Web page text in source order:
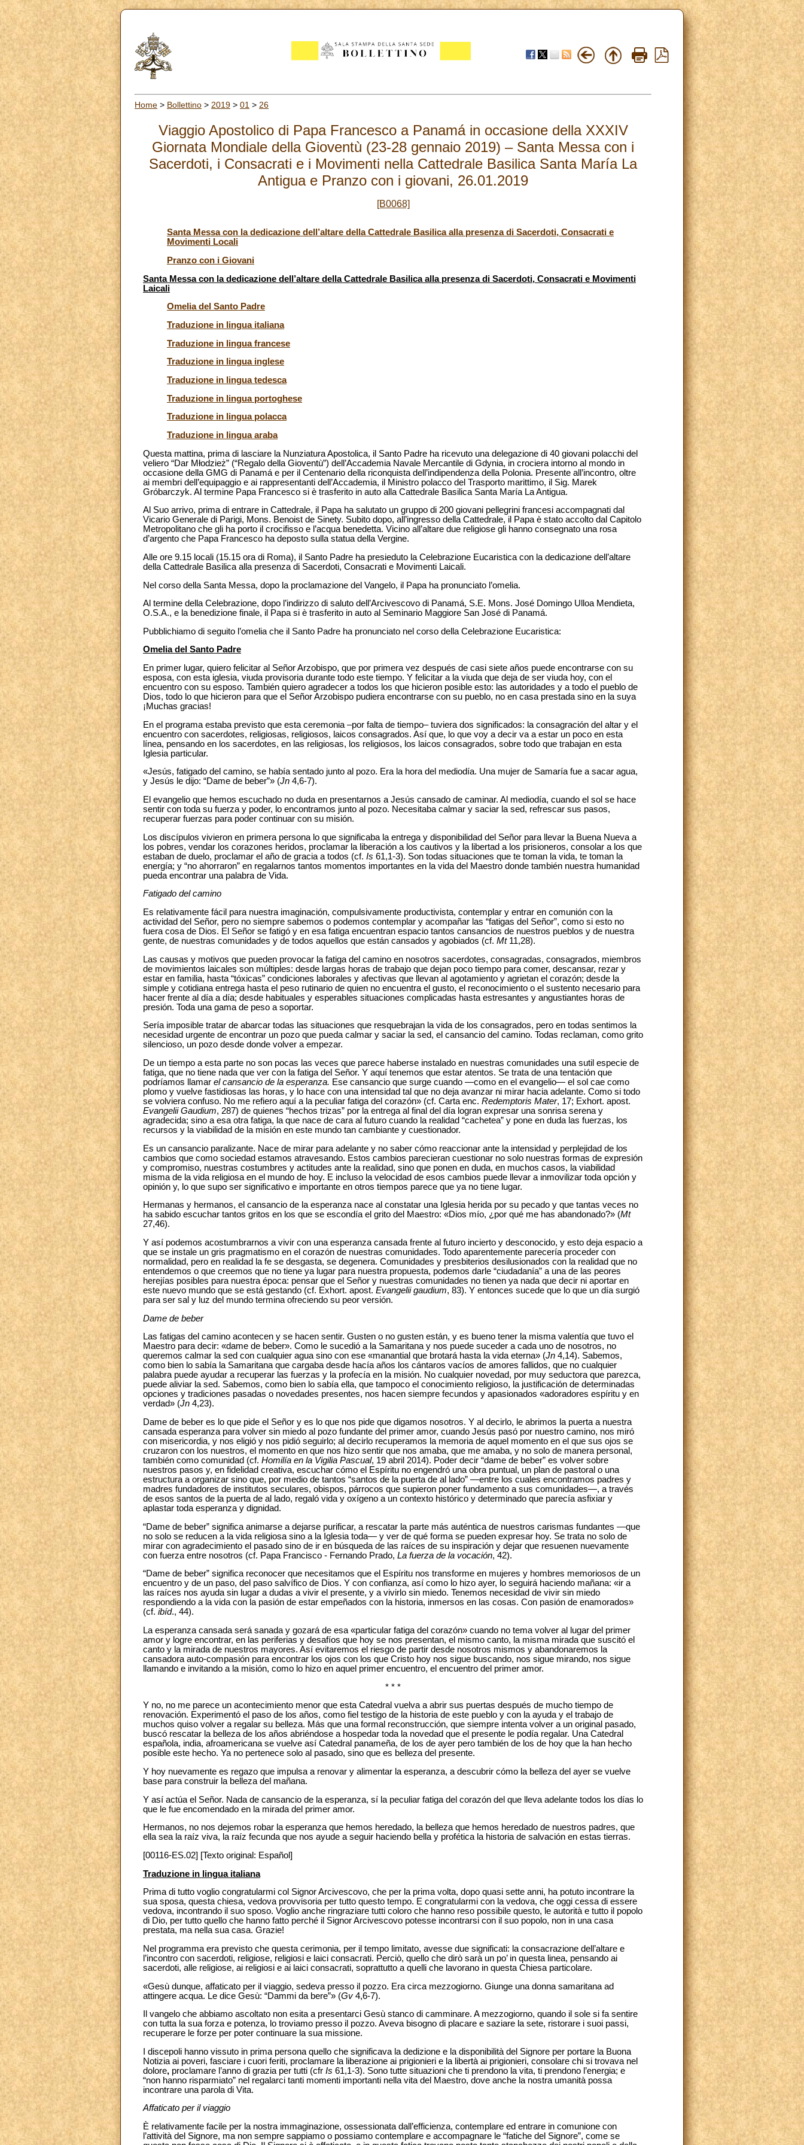
Home > Bollettino > 2019 > 01 > 26
Viaggio Apostolico di Papa Francesco a Panamá in occasione della XXXIV
Giornata Mondiale della Gioventù (23-28 gennaio 2019) – Santa Messa con i
Sacerdoti, i Consacrati e i Movimenti nella Cattedrale Basilica Santa María La
Antigua e Pranzo con i giovani, 26.01.2019
[B0068]
Santa Messa con la dedicazione dell’altare della Cattedrale Basilica alla presenza di Sacerdoti, Consacrati e
Movimenti Locali
Pranzo con i Giovani
Santa Messa con la dedicazione dell’altare della Cattedrale Basilica alla presenza di Sacerdoti, Consacrati e Movimenti
Laicali
Omelia del Santo Padre
Traduzione in lingua italiana
Traduzione in lingua francese
Traduzione in lingua inglese
Traduzione in lingua tedesca
Traduzione in lingua portoghese
Traduzione in lingua polacca
Traduzione in lingua araba
Questa mattina, prima di lasciare la Nunziatura Apostolica, il Santo Padre ha ricevuto una delegazione di 40 giovani polacchi del
veliero “Dar Młodzież” (“Regalo della Gioventù”) dell’Accademia Navale Mercantile di Gdynia, in crociera intorno al mondo in
occasione della GMG di Panamá e per il Centenario della riconquista dell’indipendenza della Polonia. Presente all’incontro, oltre
ai membri dell’equipaggio e ai rappresentanti dell’Accademia, il Ministro polacco del Trasporto marittimo, il Sig. Marek
Gróbarczyk. Al termine Papa Francesco si è trasferito in auto alla Cattedrale Basilica Santa María La Antigua.
Al Suo arrivo, prima di entrare in Cattedrale, il Papa ha salutato un gruppo di 200 giovani pellegrini francesi accompagnati dal
Vicario Generale di Parigi, Mons. Benoist de Sinety. Subito dopo, all’ingresso della Cattedrale, il Papa è stato accolto dal Capitolo
Metropolitano che gli ha porto il crocifisso e l’acqua benedetta. Vicino all’altare due religiose gli hanno consegnato una rosa
d’argento che Papa Francesco ha deposto sulla statua della Vergine.
Alle ore 9.15 locali (15.15 ora di Roma), il Santo Padre ha presieduto la Celebrazione Eucaristica con la dedicazione dell’altare
della Cattedrale Basilica alla presenza di Sacerdoti, Consacrati e Movimenti Laicali.
Nel corso della Santa Messa, dopo la proclamazione del Vangelo, il Papa ha pronunciato l’omelia.
Al termine della Celebrazione, dopo l’indirizzo di saluto dell’Arcivescovo di Panamá, S.E. Mons. José Domingo Ulloa Mendieta,
O.S.A., e la benedizione finale, il Papa si è trasferito in auto al Seminario Maggiore San José di Panamá.
Pubblichiamo di seguito l’omelia che il Santo Padre ha pronunciato nel corso della Celebrazione Eucaristica:
Omelia del Santo Padre
En primer lugar, quiero felicitar al Señor Arzobispo, que por primera vez después de casi siete años puede encontrarse con su
esposa, con esta iglesia, viuda provisoria durante todo este tiempo. Y felicitar a la viuda que deja de ser viuda hoy, con el
encuentro con su esposo. También quiero agradecer a todos los que hicieron posible esto: las autoridades y a todo el pueblo de
Dios, todo lo que hicieron para que el Señor Arzobispo pudiera encontrarse con su pueblo, no en casa prestada sino en la suya
¡Muchas gracias!
En el programa estaba previsto que esta ceremonia –por falta de tiempo– tuviera dos significados: la consagración del altar y el
encuentro con sacerdotes, religiosas, religiosos, laicos consagrados. Así que, lo que voy a decir va a estar un poco en esta
línea, pensando en los sacerdotes, en las religiosas, los religiosos, los laicos consagrados, sobre todo que trabajan en esta
Iglesia particular.
«Jesús, fatigado del camino, se había sentado junto al pozo. Era la hora del mediodía. Una mujer de Samaría fue a sacar agua,
y Jesús le dijo: “Dame de beber”» (Jn 4,6-7).
El evangelio que hemos escuchado no duda en presentarnos a Jesús cansado de caminar. Al mediodía, cuando el sol se hace
sentir con toda su fuerza y poder, lo encontramos junto al pozo. Necesitaba calmar y saciar la sed, refrescar sus pasos,
recuperar fuerzas para poder continuar con su misión.
Los discípulos vivieron en primera persona lo que significaba la entrega y disponibilidad del Señor para llevar la Buena Nueva a
los pobres, vendar los corazones heridos, proclamar la liberación a los cautivos y la libertad a los prisioneros, consolar a los que
estaban de duelo, proclamar el año de gracia a todos (cf. Is 61,1-3). Son todas situaciones que te toman la vida, te toman la
energía; y “no ahorraron” en regalarnos tantos momentos importantes en la vida del Maestro donde también nuestra humanidad
pueda encontrar una palabra de Vida.
Fatigado del camino
Es relativamente fácil para nuestra imaginación, compulsivamente productivista, contemplar y entrar en comunión con la
actividad del Señor, pero no siempre sabemos o podemos contemplar y acompañar las “fatigas del Señor”, como si esto no
fuera cosa de Dios. El Señor se fatigó y en esa fatiga encuentran espacio tantos cansancios de nuestros pueblos y de nuestra
gente, de nuestras comunidades y de todos aquellos que están cansados y agobiados (cf. Mt11,28).
Las causas y motivos que pueden provocar la fatiga del camino en nosotros sacerdotes, consagradas, consagrados, miembros
de movimientos laicales son múltiples: desde largas horas de trabajo que dejan poco tiempo para comer, descansar, rezar y
estar en familia, hasta “tóxicas” condiciones laborales y afectivas que llevan al agotamiento y agrietan el corazón; desde la
simple y cotidiana entrega hasta el peso rutinario de quien no encuentra el gusto, el reconocimiento o el sustento necesario para
hacer frente al día a día; desde habituales y esperables situaciones complicadas hasta estresantes y angustiantes horas de
presión. Toda una gama de peso a soportar.
Sería imposible tratar de abarcar todas las situaciones que resquebrajan la vida de los consagrados, pero en todas sentimos la
necesidad urgente de encontrar un pozo que pueda calmar y saciar la sed, el cansancio del camino. Todas reclaman, como grito
silencioso, un pozo desde donde volver a empezar.
De un tiempo a esta parte no son pocas las veces que parece haberse instalado en nuestras comunidades una sutil especie de
fatiga, que no tiene nada que ver con la fatiga del Señor. Y aquí tenemos que estar atentos. Se trata de una tentación que
podríamos llamar el cansancio de la esperanza. Ese cansancio que surge cuando ―como en el evangelio― el sol cae como
plomo y vuelve fastidiosas las horas, y lo hace con una intensidad tal que no deja avanzar ni mirar hacia adelante. Como si todo
se volviera confuso. No me refiero aquí a la peculiar fatiga del corazón» (cf. Carta enc. Redemptoris Mater, 17; Exhort. apost.
Evangelii Gaudium, 287) de quienes “hechos trizas” por la entrega al final del día logran expresar una sonrisa serena y
agradecida; sino a esa otra fatiga, la que nace de cara al futuro cuando la realidad “cachetea” y pone en duda las fuerzas, los
recursos y la viabilidad de la misión en este mundo tan cambiante y cuestionador.
Es un cansancio paralizante. Nace de mirar para adelante y no saber cómo reaccionar ante la intensidad y perplejidad de los
cambios que como sociedad estamos atravesando. Estos cambios parecieran cuestionar no solo nuestras formas de expresión
y compromiso, nuestras costumbres y actitudes ante la realidad, sino que ponen en duda, en muchos casos, la viabilidad
misma de la vida religiosa en el mundo de hoy. E incluso la velocidad de esos cambios puede llevar a inmovilizar toda opción y
opinión y, lo que supo ser significativo e importante en otros tiempos parece que ya no tiene lugar.
Hermanas y hermanos, el cansancio de la esperanza nace al constatar una Iglesia herida por su pecado y que tantas veces no
ha sabido escuchar tantos gritos en los que se escondía el grito del Maestro: «Dios mío, ¿por qué me has abandonado?» (Mt
27,46).
Y así podemos acostumbrarnos a vivir con una esperanza cansada frente al futuro incierto y desconocido, y esto deja espacio a
que se instale un gris pragmatismo en el corazón de nuestras comunidades. Todo aparentemente parecería proceder con
normalidad, pero en realidad la fe se desgasta, se degenera. Comunidades y presbiterios desilusionados con la realidad que no
entendemos o que creemos que no tiene ya lugar para nuestra propuesta, podemos darle “ciudadanía” a una de las peores
herejías posibles para nuestra época: pensar que el Señor y nuestras comunidades no tienen ya nada que decir ni aportar en
este nuevo mundo que se está gestando (cf. Exhort. apost. Evangelii gaudium, 83). Y entonces sucede que lo que un día surgió
para ser sal y luz del mundo termina ofreciendo su peor versión.
Dame de beber
Las fatigas del camino acontecen y se hacen sentir. Gusten o no gusten están, y es bueno tener la misma valentía que tuvo el
Maestro para decir: «dame de beber». Como le sucedió a la Samaritana y nos puede suceder a cada uno de nosotros, no
queremos calmar la sed con cualquier agua sino con ese «manantial que brotará hasta la vida eterna» (Jn 4,14). Sabemos,
como bien lo sabía la Samaritana que cargaba desde hacía años los cántaros vacíos de amores fallidos, que no cualquier
palabra puede ayudar a recuperar las fuerzas y la profecía en la misión. No cualquier novedad, por muy seductora que parezca,
puede aliviar la sed. Sabemos, como bien lo sabía ella, que tampoco el conocimiento religioso, la justificación de determinadas
opciones y tradiciones pasadas o novedades presentes, nos hacen siempre fecundos y apasionados «adoradores espíritu y en
verdad» (Jn 4,23).
Dame de beber es lo que pide el Señor y es lo que nos pide que digamos nosotros. Y al decirlo, le abrimos la puerta a nuestra
cansada esperanza para volver sin miedo al pozo fundante del primer amor, cuando Jesús pasó por nuestro camino, nos miró
con misericordia, y nos eligió y nos pidió seguirlo; al decirlo recuperamos la memoria de aquel momento en el que sus ojos se
cruzaron con los nuestros, el momento en que nos hizo sentir que nos amaba, que me amaba, y no solo de manera personal,
también como comunidad (cf. Homilía en la Vigilia Pascual, 19 abril 2014). Poder decir “dame de beber” es volver sobre
nuestros pasos y, en fidelidad creativa, escuchar cómo el Espíritu no engendró una obra puntual, un plan de pastoral o una
estructura a organizar sino que, por medio de tantos “santos de la puerta de al lado” ―entre los cuales encontramos padres y
madres fundadores de institutos seculares, obispos, párrocos que supieron poner fundamento a sus comunidades―, a través
de esos santos de la puerta de al lado, regaló vida y oxígeno a un contexto histórico y determinado que parecía asfixiar y
aplastar toda esperanza y dignidad.
“Dame de beber” significa animarse a dejarse purificar, a rescatar la parte más auténtica de nuestros carismas fundantes ―que
no solo se reducen a la vida religiosa sino a la Iglesia toda― y ver de qué forma se pueden expresar hoy. Se trata no solo de
mirar con agradecimiento el pasado sino de ir en búsqueda de las raíces de su inspiración y dejar que resuenen nuevamente
con fuerza entre nosotros (cf. Papa Francisco - Fernando Prado, La fuerza de la vocación, 42).
“Dame de beber” significa reconocer que necesitamos que el Espíritu nos transforme en mujeres y hombres memoriosos de un
encuentro y de un paso, del paso salvífico de Dios. Y con confianza, así como lo hizo ayer, lo seguirá haciendo mañana: «ir a
las raíces nos ayuda sin lugar a dudas a vivir el presente, y a vivirlo sin miedo. Tenemos necesidad de vivir sin miedo
respondiendo a la vida con la pasión de estar empeñados con la historia, inmersos en las cosas. Con pasión de enamorados»
(cf. ibíd., 44).
La esperanza cansada será sanada y gozará de esa «particular fatiga del corazón» cuando no tema volver al lugar del primer
amor y logre encontrar, en las periferias y desafíos que hoy se nos presentan, el mismo canto, la misma mirada que suscitó el
canto y la mirada de nuestros mayores. Así evitaremos el riesgo de partir desde nosotros mismos y abandonaremos la
cansadora auto-compasión para encontrar los ojos con los que Cristo hoy nos sigue buscando, nos sigue mirando, nos sigue
llamando e invitando a la misión, como lo hizo en aquel primer encuentro, el encuentro del primer amor.
* * *
Y no, no me parece un acontecimiento menor que esta Catedral vuelva a abrir sus puertas después de mucho tiempo de
renovación. Experimentó el paso de los años, como fiel testigo de la historia de este pueblo y con la ayuda y el trabajo de
muchos quiso volver a regalar su belleza. Más que una formal reconstrucción, que siempre intenta volver a un original pasado,
buscó rescatar la belleza de los años abriéndose a hospedar toda la novedad que el presente le podía regalar. Una Catedral
española, india, afroamericana se vuelve así Catedral panameña, de los de ayer pero también de los de hoy que la han hecho
posible este hecho. Ya no pertenece solo al pasado, sino que es belleza del presente.
Y hoy nuevamente es regazo que impulsa a renovar y alimentar la esperanza, a descubrir cómo la belleza del ayer se vuelve
base para construir la belleza del mañana.
Y así actúa el Señor. Nada de cansancio de la esperanza, sí la peculiar fatiga del corazón del que lleva adelante todos los días lo
que le fue encomendado en la mirada del primer amor.
Hermanos, no nos dejemos robar la esperanza que hemos heredado, la belleza que hemos heredado de nuestros padres, que
ella sea la raíz viva, la raíz fecunda que nos ayude a seguir haciendo bella y profética la historia de salvación en estas tierras.
[00116-ES.02] [Texto original: Español]
Traduzione in lingua italiana
Prima di tutto voglio congratularmi col Signor Arcivescovo, che per la prima volta, dopo quasi sette anni, ha potuto incontrare la
sua sposa, questa chiesa, vedova provvisoria per tutto questo tempo. E congratularmi con la vedova, che oggi cessa di essere
vedova, incontrando il suo sposo. Voglio anche ringraziare tutti coloro che hanno reso possibile questo, le autorità e tutto il popolo
di Dio, per tutto quello che hanno fatto perché il Signor Arcivescovo potesse incontrarsi con il suo popolo, non in una casa
prestata, ma nella sua casa. Grazie!
Nel programma era previsto che questa cerimonia, per il tempo limitato, avesse due significati: la consacrazione dell’altare e
l’incontro con sacerdoti, religiose, religiosi e laici consacrati. Perciò, quello che dirò sarà un po’ in questa linea, pensando ai
sacerdoti, alle religiose, ai religiosi e ai laici consacrati, soprattutto a quelli che lavorano in questa Chiesa particolare.
«Gesù dunque, affaticato per il viaggio, sedeva presso il pozzo. Era circa mezzogiorno. Giunge una donna samaritana ad
attingere acqua. Le dice Gesù: “Dammi da bere”» (Gv 4,6-7).
Il vangelo che abbiamo ascoltato non esita a presentarci Gesù stanco di camminare. A mezzogiorno, quando il sole si fa sentire
con tutta la sua forza e potenza, lo troviamo presso il pozzo. Aveva bisogno di placare e saziare la sete, ristorare i suoi passi,
recuperare le forze per poter continuare la sua missione.
I discepoli hanno vissuto in prima persona quello che significava la dedizione e la disponibilità del Signore per portare la Buona
Notizia ai poveri, fasciare i cuori feriti, proclamare la liberazione ai prigionieri e la libertà ai prigionieri, consolare chi si trovava nel
dolore, proclamare l’anno di grazia per tutti (cfr Is 61,1-3). Sono tutte situazioni che ti prendono la vita, ti prendono l’energia; e
“non hanno risparmiato” nel regalarci tanti momenti importanti nella vita del Maestro, dove anche la nostra umanità possa
incontrare una parola di Vita.
Affaticato per il viaggio
È relativamente facile per la nostra immaginazione, ossessionata dall’efficienza, contemplare ed entrare in comunione con
l’attività del Signore, ma non sempre sappiamo o possiamo contemplare e accompagnare le “fatiche del Signore”, come se